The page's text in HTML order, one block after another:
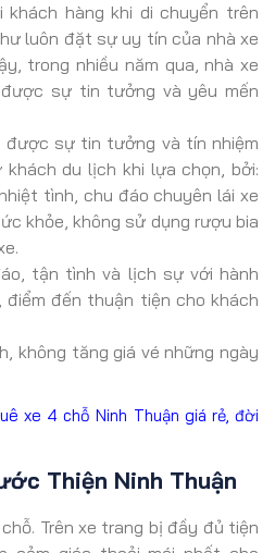
hàng khi di chuyển trên
luôn đặt sự uy tín của nhà xe
trong nhiều năm qua, nhà xe
sự tin tưởng và yêu mến
được sự tin tưởng và tín nhiệm
du lịch khi lựa chọn, bởi:
tình, chu đáo chuyên lái xe
khỏe, không sử dụng rượu bia
tận tình và lịch sự với hành
đến thuận tiện cho khách
không tăng giá vé những ngày
xe 4 chỗ Ninh Thuận giá rẻ, đời
Thiện Ninh Thuận
Trên xe trang bị đầy đủ tiện